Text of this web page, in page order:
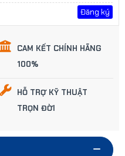
Đăng ký
CAM KẾT CHÍNH HÃNG
100%
HỖ TRỢ KỸ THUẬT
TRỌN ĐỜI